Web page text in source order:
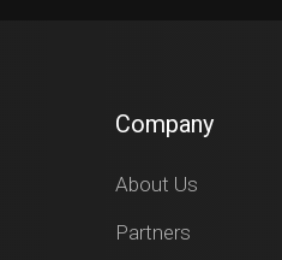
Company
About Us
Partners